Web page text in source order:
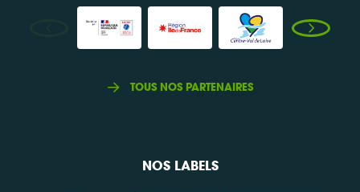
TOUS NOS PARTENAIRES
NOS LABELS